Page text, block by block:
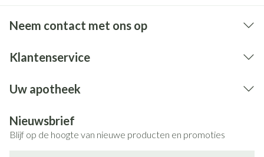
Neem contact met ons op
Klantenservice
Uw apotheek
Nieuwsbrief
Blijf op de hoogte van nieuwe producten en promoties